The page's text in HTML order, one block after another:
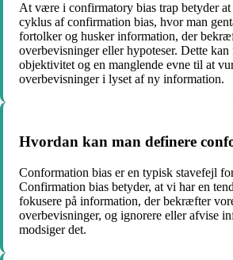
At være i confirmatory bias trap betyder
cyklus af confirmation bias, hvor man
fortolker og husker information, der
overbevisninger eller hypoteser. Dette
objektivitet og en manglende evne til at
overbevisninger i lyset af ny information.
Hvordan kan man definere
Conformation bias er en typisk stavefejl
Confirmation bias betyder, at vi har en
fokusere på information, der bekræfter
overbevisninger, og ignorere eller afvise
modsiger det.